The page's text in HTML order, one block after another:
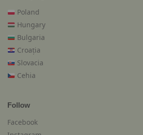
Poland
Hungary
Bulgaria
Croația
Slovacia
Cehia
Follow
Facebook